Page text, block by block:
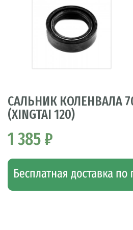
САЛЬНИК КОЛЕНВАЛА
(XINGTAI 120)
1 385 ₽